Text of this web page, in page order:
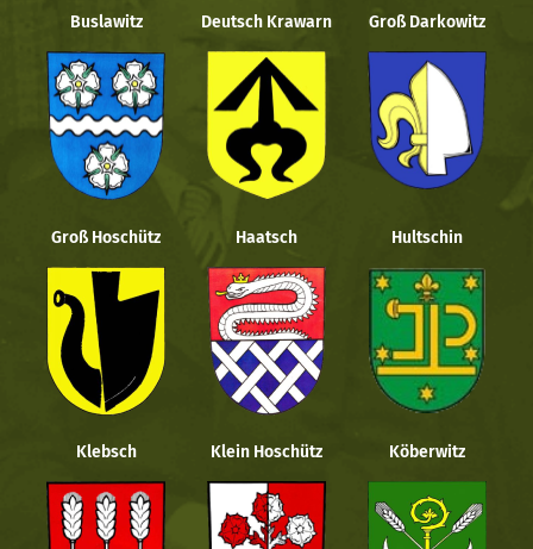
Buslawitz Deutsch Krawarn Groß Darkowitz
Groß Hoschütz Haatsch Hultschin
Klebsch Klein Hoschütz Köberwitz